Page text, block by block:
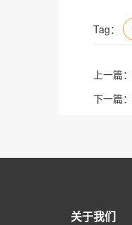
Tag：
上一篇：
下一篇：
关于我们